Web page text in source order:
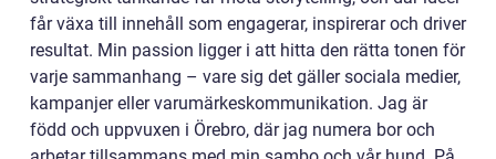
får växa till innehåll som engagerar, inspirerar och driver
resultat. Min passion ligger i att hitta den rätta tonen för
varje sammanhang – vare sig det gäller sociala medier,
kampanjer eller varumärkeskommunikation. Jag är
född och uppvuxen i Örebro, där jag numera bor och